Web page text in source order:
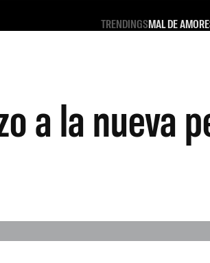
TRENDINGSMAL DE
a la nueva